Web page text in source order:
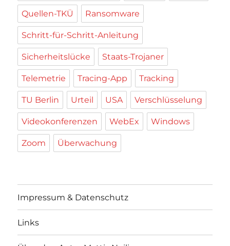
Quellen-TKÜ Ransomware
Schritt-für-Schritt-Anleitung
Sicherheitslücke Staats-Trojaner
Telemetrie Tracing-App Tracking
TU Berlin Urteil USA Verschlüsselung
Videokonferenzen WebEx Windows
Zoom Überwachung
Impressum & Datenschutz
Links